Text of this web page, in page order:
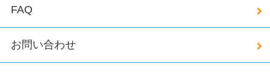
FAQ
お問い合わせ